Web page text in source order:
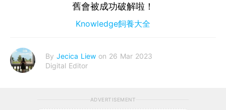
舊會被成功破解啦！
Knowledge飼養大全
By Jecica Liew on 26 Mar 2023
Digital Editor
ADVERTISEMENT